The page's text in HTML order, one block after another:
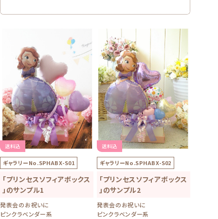
送料込
ギャラリーNo.SPHABX-S01
「プリンセスソフィアボックス
」のサンプル1
発表会のお祝いに
ピンクラベンダー系
送料込
ギャラリーNo.SPHABX-S02
「プリンセスソフィアボックス
」のサンプル2
発表会のお祝いに
ピンクラベンダー系